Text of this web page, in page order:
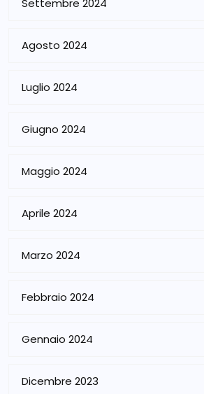
Agosto 2024
Luglio 2024
Giugno 2024
Maggio 2024
Aprile 2024
Marzo 2024
Febbraio 2024
Gennaio 2024
Dicembre 2023